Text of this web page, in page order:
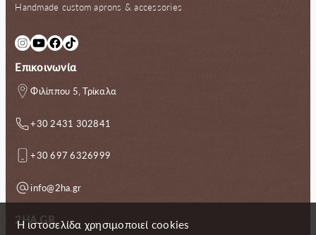
Handmade custom aprons & accessories
InstagramYouTube Facebook TikTok
Επικοινωνία
Φιλίππου 5, Τρίκαλα
+30 2431 302841
+30 697 6326999
info@2ha.gr
2HA.GR
Η ιστοσελίδα χρησιμοποιεί cookies